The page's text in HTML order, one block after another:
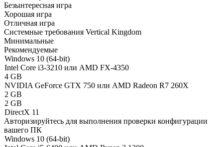
Безынтересная игра
Хорошая игра
Отличная игра
Системные требования Vertical Kingdom
Минимальные
Рекомендуемые
Windows 10 (64-bit)
Intel Core i3-3210 или AMD FX-4350
4 GB
NVIDIA GeForce GTX 750 или AMD Radeon R7 260X
2 GB
2 GB
DirectX 11
Авторизируйтесь для выполнения проверки конфигурации
вашего ПК
Windows 10 (64-bit)